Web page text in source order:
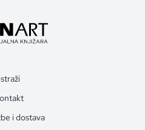
i dostava